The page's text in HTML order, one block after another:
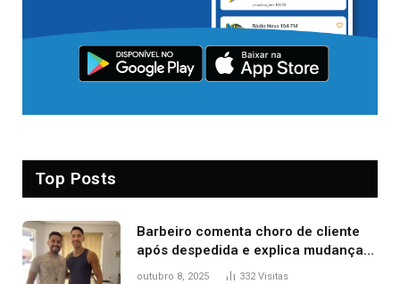
Top Posts
Barbeiro comenta choro de cliente
após despedida e explica mudança
para o TO: ‘Não esperava atingir
outubro 8, 2025 332Visitas